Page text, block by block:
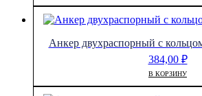
Анкер двухраспорный с
384,00 ₽
В КОРЗИНУ